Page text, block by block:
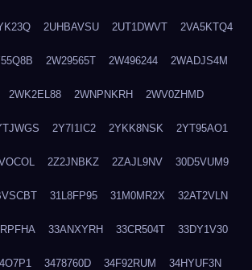
2UHBAVSU 2UT1DWVT 2VA5KTQ4
2W29565T 2W496244 2WADJS4M
2WK2EL88 2WNPNKRH 2WV0ZHMD
2Y7I1IC2 2YKK8NSK 2YT95AO1
2Z2JNBKZ 2ZAJL9NV 30D5VUM9
31L8FP95 31M0MR2X 32AT2VLN
33ANXYRH 33CR504T 33DY1V30
3478760D 34F92RUM 34HYUF3N